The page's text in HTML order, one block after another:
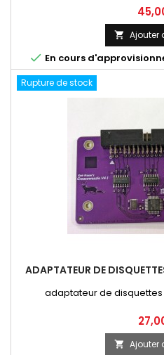
Prix
 Ajouter
 En cours
Rupture de stock
ADAPTATEUR DE
adaptateur de disquettes
Prix
 Ajouter